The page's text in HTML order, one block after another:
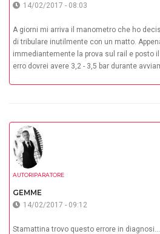
14/02/2017 - 08:03
A giorni mi arriva il manometro che ho
di tribulare inutilmente con un matto.
immediantemente la prova sul rail e posto
erro dovrei avere 3,2 - 3,5 bar durante
AUTORIPARATORE
GEMME
14/02/2017 - 09:12
Stamattina trovo questo errore in